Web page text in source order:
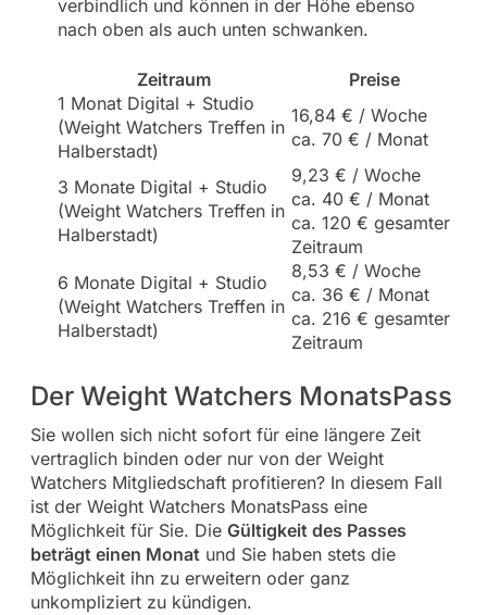
verbindlich und können in der Höhe ebenso
nach oben als auch unten schwanken.
Zeitraum
Preise
1 Monat Digital + Studio
(Weight Watchers Treffen in
Halberstadt)
16,84 € / Woche
ca. 70 € / Monat
3 Monate Digital + Studio
(Weight Watchers Treffen in
Halberstadt)
9,23 € / Woche
ca. 40 € / Monat
ca. 120 € gesamter
Zeitraum
6 Monate Digital + Studio
(Weight Watchers Treffen in
Halberstadt)
8,53 € / Woche
ca. 36 € / Monat
ca. 216 € gesamter
Zeitraum
Der Weight Watchers MonatsPass
Sie wollen sich nicht sofort für eine längere Zeit
vertraglich binden oder nur von der Weight
Watchers Mitgliedschaft profitieren? In diesem Fall
ist der Weight Watchers MonatsPass eine
Möglichkeit für Sie. Die Gültigkeit des Passes
beträgt einen Monatund Sie haben stets die
Möglichkeit ihn zu erweitern oder ganz
unkompliziert zu kündigen.